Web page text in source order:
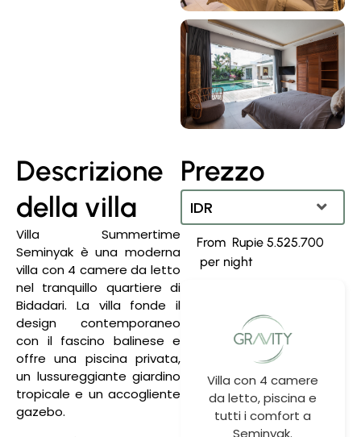
Descrizione
della villa
Villa Summertime
Seminyak è una moderna
villa con 4 camere da letto
nel tranquillo quartiere di
Bidadari. La villa fonde il
design contemporaneo
con il fascino balinese e
offre una piscina privata,
un lussureggiante giardino
tropicale e un accogliente
gazebo.
Prezzo
IDR
IDR
Rupie 5.525.700
Villa con 4 camere
da letto, piscina e
tutti i comfort a
Seminyak.